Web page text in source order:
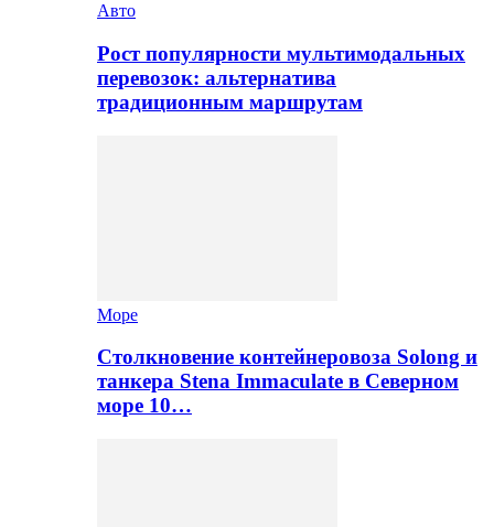
Авто
Рост популярности мультимодальных
перевозок: альтернатива
традиционным маршрутам
Море
Столкновение контейнеровоза Solong и
танкера Stena Immaculate в Северном
море 10…